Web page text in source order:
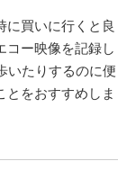
に買いに行くと良
コー映像を記録し
いたりするのに便
をおすすめしま